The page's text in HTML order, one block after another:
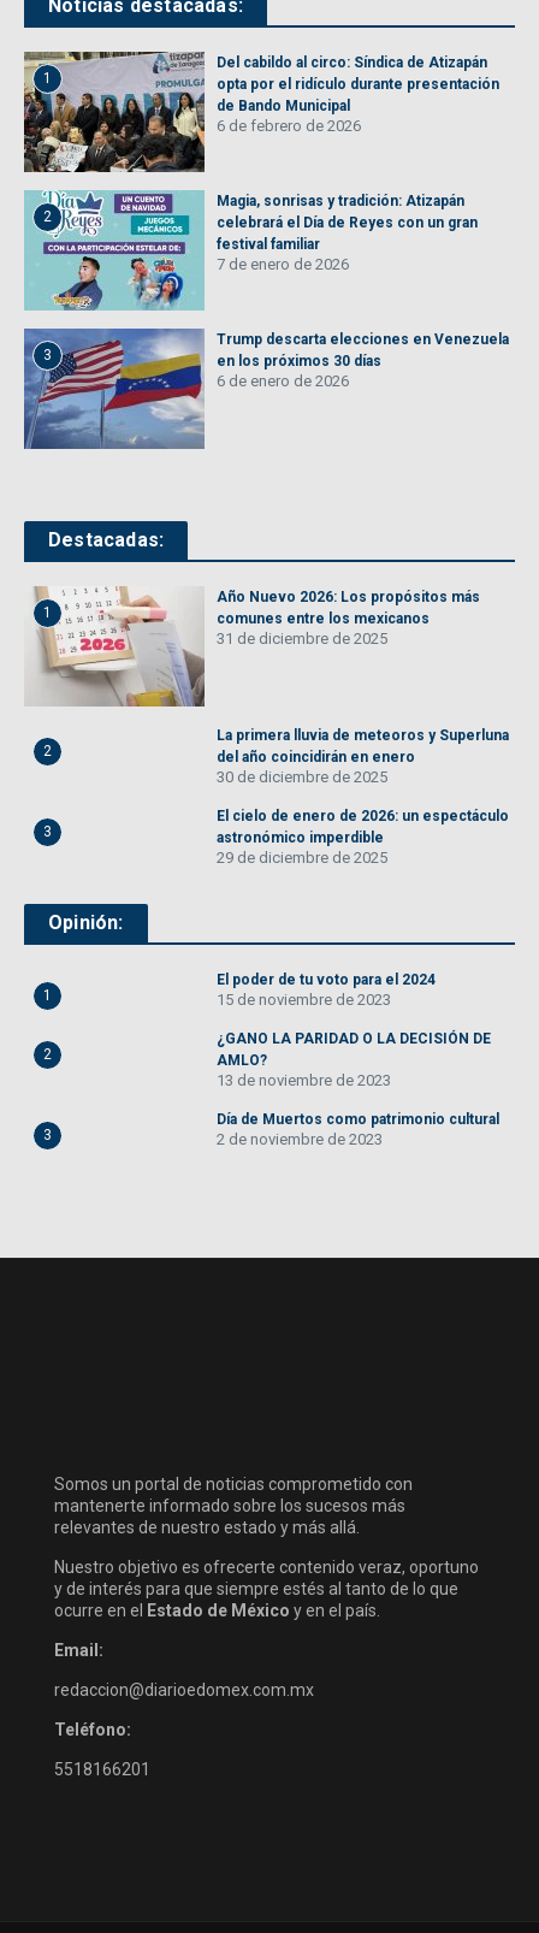
Noticias destacadas:
1
Del cabildo al circo: Síndica de Atizapán
opta por el ridículo durante presentación
de Bando Municipal
6 de febrero de 2026
2
Magia, sonrisas y tradición: Atizapán
celebrará el Día de Reyes con un gran
festival familiar
7 de enero de 2026
3
Trump descarta elecciones en Venezuela
en los próximos 30 días
6 de enero de 2026
Destacadas:
1
Año Nuevo 2026: Los propósitos más
comunes entre los mexicanos
31 de diciembre de 2025
2
La primera lluvia de meteoros y Superluna
del año coincidirán en enero
30 de diciembre de 2025
3
El cielo de enero de 2026: un espectáculo
astronómico imperdible
29 de diciembre de 2025
Opinión:
1
El poder de tu voto para el 2024
15 de noviembre de 2023
2
¿GANO LA PARIDAD O LA DECISIÓN DE
AMLO?
13 de noviembre de 2023
3
Día de Muertos como patrimonio cultural
2 de noviembre de 2023
Somos un portal de noticias comprometido con
mantenerte informado sobre los sucesos más
relevantes de nuestro estado y más allá.
Nuestro objetivo es ofrecerte contenido veraz, oportuno
y de interés para que siempre estés al tanto de lo que
ocurre en el
Estado de México y en el país.
Email:
redaccion@diarioedomex.com.mx
Teléfono:
5518166201